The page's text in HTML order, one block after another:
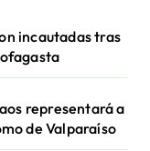
incautadas tras
representará a
de Valparaíso